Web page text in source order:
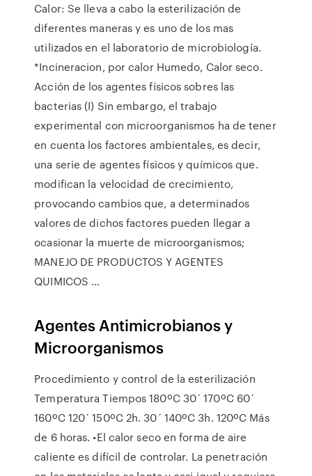
Calor: Se lleva a cabo la esterilización de
diferentes maneras y es uno de los mas
utilizados en el laboratorio de microbiología.
*Incineracion, por calor Humedo, Calor seco.
Acción de los agentes físicos sobres las
bacterias (I) Sin embargo, el trabajo
experimental con microorganismos ha de tener
en cuenta los factores ambientales, es decir,
una serie de agentes físicos y químicos que.
modifican la velocidad de crecimiento,
provocando cambios que, a determinados
valores de dichos factores pueden llegar a
ocasionar la muerte de microorganismos;
MANEJO DE PRODUCTOS Y AGENTES
QUIMICOS …
Agentes Antimicrobianos y
Microorganismos
Procedimiento y control de la esterilización
Temperatura Tiempos 180ºC 30´ 170ºC 60´
160ºC 120´ 150ºC 2h. 30´ 140ºC 3h. 120ºC Más
de 6 horas. •El calor seco en forma de aire
caliente es difícil de controlar. La penetración